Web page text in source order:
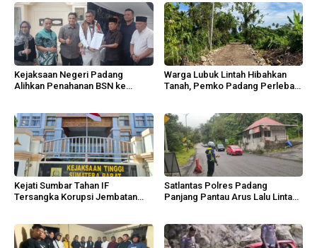
Kejaksaan Negeri Padang
Alihkan Penahanan BSN ke
Warga Lubuk Lintah Hibahkan
Tanah, Pemko Padang Perlebar
Kejati Sumbar Tahan IF
Tersangka Korupsi Jembatan
Satlantas Polres Padang
Panjang Pantau Arus Lalu Lintas